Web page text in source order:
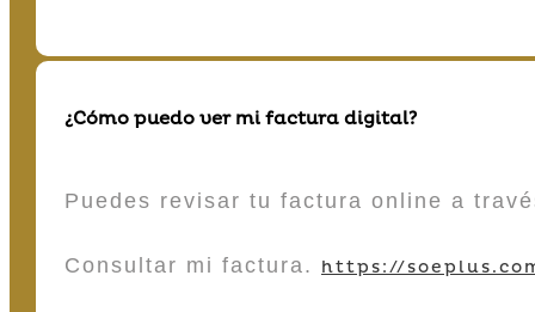
¿Cómo puedo ver mi factura digital?
Puedes revisar tu factura online a
Consultar mi factura. https://